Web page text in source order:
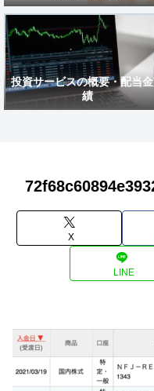
投資サービスの概要・配当
績
X
LINE